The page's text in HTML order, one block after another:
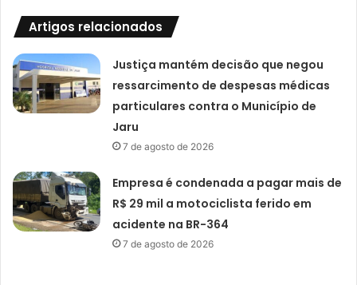
Artigos relacionados
Justiça mantém decisão que negou
ressarcimento de despesas médicas
particulares contra o Município de
Jaru
7 de agosto de 2026
Empresa é condenada a pagar mais de
R$ 29 mil a motociclista ferido em
acidente na BR-364
7 de agosto de 2026